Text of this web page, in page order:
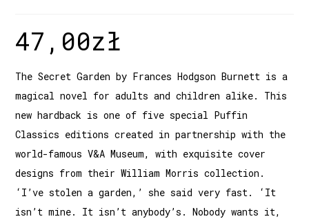
47,00zł
The Secret Garden by Frances Hodgson Burnett is a
magical novel for adults and children alike. This
new hardback is one of five special Puffin
Classics editions created in partnership with the
world-famous V&A Museum, with exquisite cover
designs from their William Morris collection.
‘I’ve stolen a garden,’ she said very fast. ‘It
isn’t mine. It isn’t anybody’s. Nobody wants it,